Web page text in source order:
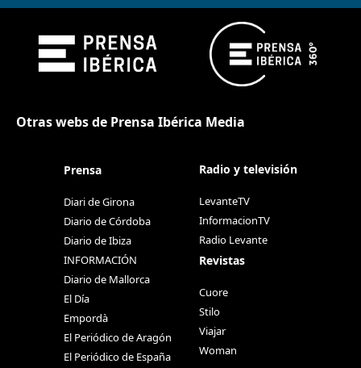
Otras webs de Prensa Ibérica Media
Prensa
Diari de Girona
Diario de Córdoba
Diario de Ibiza
INFORMACIÓN
Diario de Mallorca
El Día
Empordà
El Periódico de Aragón
El Periódico de España
Radio y televisión
LevanteTV
InformacionTV
Radio Levante
Revistas
Cuore
Stilo
Viajar
Woman